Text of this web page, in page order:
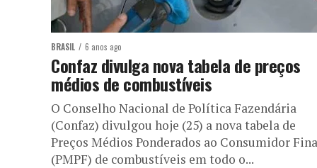
BRASIL 6 anos ago
Confaz divulga nova tabela de preços
médios de combustíveis
O Conselho Nacional de Política Fazendária
(Confaz) divulgou hoje (25) a nova tabela de
Preços Médios Ponderados ao Consumidor
(PMPF) de combustíveis em todo o...